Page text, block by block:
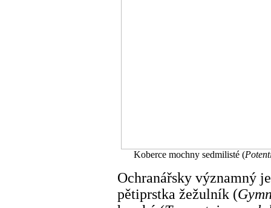
Koberce mochny sedmilisté (
Ochranářsky významný
pětiprstka žežulník (